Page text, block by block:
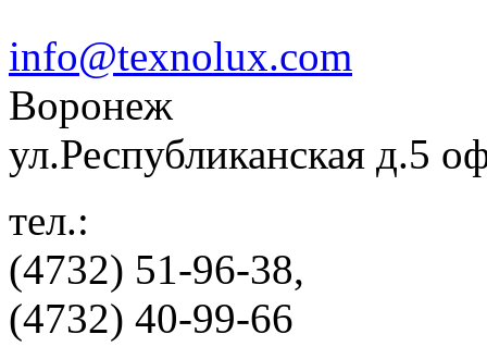
info@texnolux.com
Воронеж
ул.Республиканская д.5
тел.:
(4732) 51-96-38,
(4732) 40-99-66